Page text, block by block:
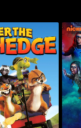
أوفر ذا هيدج